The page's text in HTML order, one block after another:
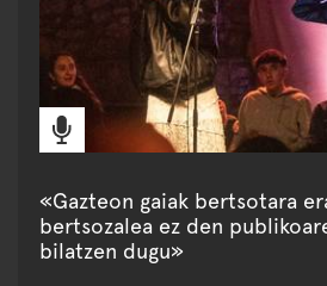
«Gazteon gaiak bertsotara
bertsozalea ez den
bilatzen dugu»